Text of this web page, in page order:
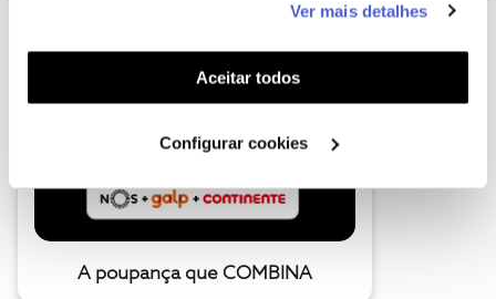
funcionalidades (cookies de personalização e
funcionalidade) e adaptar anúncios aos seus interesses
(cookies de publicidade personalizada). Pode gerir a
utilização dos cookies clicando em "Configurar
Ver mais detalhes
Aceitar todos
Configurar cookies
A poupança que COMBINA